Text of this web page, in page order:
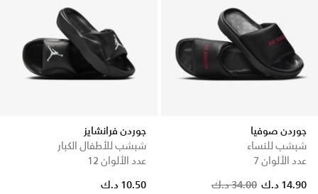
جوردن صوفيا
شبشب للنساء
عدد الألوان 7
Price reduced from
34.00 د.ك to 14.90 د.ك
جوردن فرانشايز
شبشب للأطفال الكبار
عدد الألوان 12
10.50 د.ك